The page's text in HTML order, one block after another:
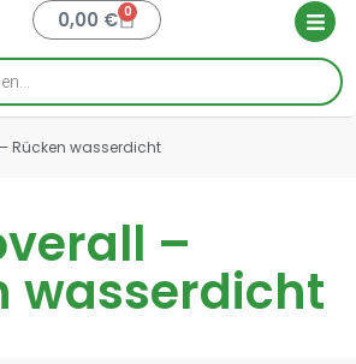
0,00 € 0
Rücken wasserdicht
–
wasserdicht